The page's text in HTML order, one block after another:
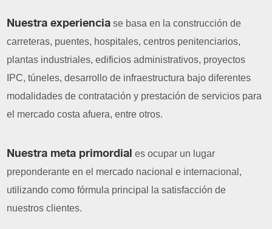
Nuestra experiencia se basa en la construcción de
carreteras, puentes, hospitales, centros penitenciarios,
plantas industriales, edificios administrativos, proyectos
IPC, túneles, desarrollo de infraestructura bajo diferentes
modalidades de contratación y prestación de servicios para
el mercado costa afuera, entre otros.
Nuestra meta primordial es ocupar un lugar
preponderante en el mercado nacional e internacional,
utilizando como fórmula principal la satisfacción de
nuestros clientes.